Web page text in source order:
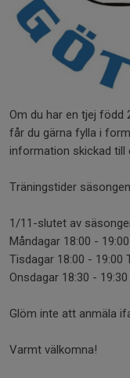
Om du har en tjej född
får du gärna fylla i
information skickad till
Träningstider
1/11-slutet av
Måndagar 18:00 -
Tisdagar 18:00 - 19:00
Onsdagar 18:30 -
Glöm inte att anmäla
Varmt välkomna!